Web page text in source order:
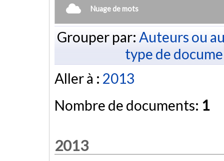
Nuage de mots
Grouper par: Auteurs ou
type de
Aller à : 2013
Nombre de documents: 1
2013